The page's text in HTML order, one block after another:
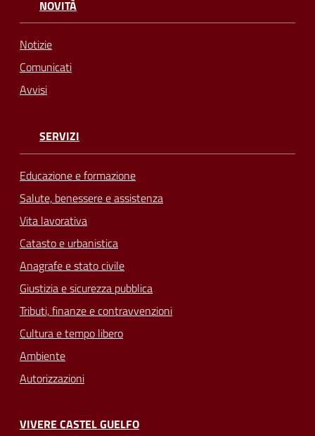
NOVITÀ
Notizie
Comunicati
Avvisi
SERVIZI
Educazione e formazione
Salute, benessere e assistenza
Vita lavorativa
Catasto e urbanistica
Anagrafe e stato civile
Giustizia e sicurezza pubblica
Tributi, finanze e contravvenzioni
Cultura e tempo libero
Ambiente
Autorizzazioni
VIVERE CASTEL GUELFO